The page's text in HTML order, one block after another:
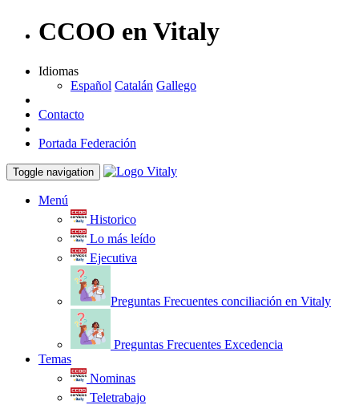
CCOO en Vitaly
Idiomas
Español Catalán Gallego
Contacto
Portada Federación
Toggle navigation
Menú
Historico
Lo más leído
Ejecutiva
Preguntas Frecuentes conciliación en Vitaly
Preguntas Frecuentes Excedencia
Temas
Nominas
Teletrabajo